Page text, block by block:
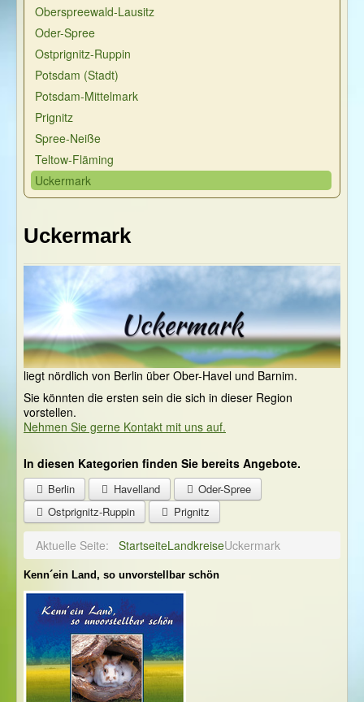
Oberspreewald-Lausitz
Oder-Spree
Ostprignitz-Ruppin
Potsdam (Stadt)
Potsdam-Mittelmark
Prignitz
Spree-Neiße
Teltow-Fläming
Uckermark
Uckermark
liegt nördlich von Berlin über Ober-Havel und Barnim.
Sie könnten die ersten sein die sich in dieser Region
vorstellen.
Nehmen Sie gerne Kontakt mit uns auf.
In diesen Kategorien finden Sie bereits Angebote.
Berlin Havelland
Oder-Spree
Ostprignitz-Ruppin
Prignitz
Aktuelle Seite: StartseiteLandkreiseUckermark
Kenn´ein Land, so unvorstellbar schön